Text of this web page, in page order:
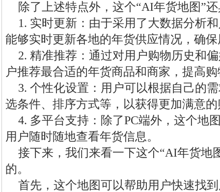
除了上述特点外，这个“AI年货地图”
1. 实时更新：由于采用了大数据分析
能够实时更新各地的年货供应情况，确
2. 精准推荐：通过对用户购物历史和
户推荐最合适的年货商品和商家，提高
3. 个性化设置：用户可以根据自己的
选条件、排序方式等，以获得更加满意
4. 多平台支持：除了PC端外，这个地
用户随时随地查看年货信息。
接下来，我们来看一下这个“AI年货地
的。
首先，这个地图可以帮助用户快速找